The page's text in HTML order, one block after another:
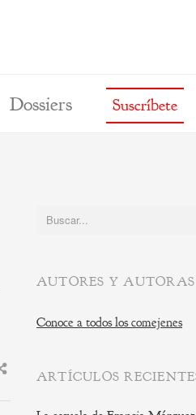
Dossiers Suscríbete
Share
Buscar:
AUTORES Y
Conoce a todos los comejenes
ARTÍCULOS